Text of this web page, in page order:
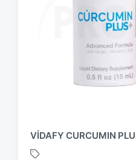
VIDAFY CURCUMIN